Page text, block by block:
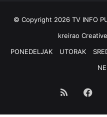
© Copyright 2026 TV INFO
kreirao
PONEDELJAK
UTORAK
RSS